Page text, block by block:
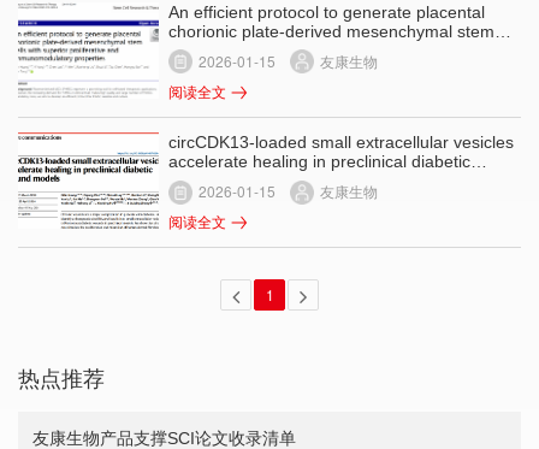
An efficient protocol to generate placental
chorionic plate-derived mesenchymal stem
cells with superior proliferative and
immunomodulatory properties
2026-01-15
友康生物
阅读全文
circCDK13-loaded small extracellular vesicles
accelerate healing in preclinical diabetic
wound models
2026-01-15
友康生物
阅读全文
1
热点推荐
友康生物产品支撑SCI论文收录清单